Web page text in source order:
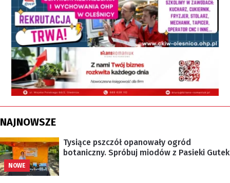
NAJNOWSZE
NOWE
Tysiące pszczół opanowały ogród
botaniczny. Spróbuj miodów z Pasieki Gutek